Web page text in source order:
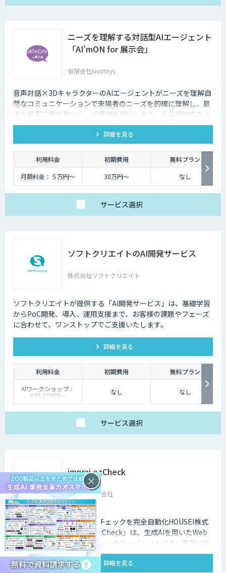
ニーズを理解する対話型AIエージェント
「AI’mON for 展示会」
有限会社kivotoys
音声対話×3DキャラクターのAIエージェントがニーズを理解自
然なコミュニケーションで来場者のニーズを的確に理解し、最
適な提案で質の高いリード獲得を目指します。多言語対応のス
タッフとして、人件費削減も実現。対話記録の取得・分析で展
示会後の追客も確実な成果へ。詳細を見る
利用料金 初期費用
無料プラン
月額料金：５万円〜
30万円〜 なし
サービス選択
ソフトクリエイトのAI開発サービス
株式会社ソフトクリエイト
ソフトクリエイトが提供する「AI開発サービス」は、基礎学習
からPoC開発、導入、運用支援まで、お客様の課題やフェーズ
に合わせて、ワンストップでご支援いたします。
詳細を見る
利用料金 初期費用
無料プラン
AIワークショップ：
698,000円〜
PoC開発：4,800,000
なし なし
サービス選択
imprai ezCheck
HOUSEI株式会社
広告掲載基準、法令順守のチェックを完全自動化HOUSEI株式
会社が提供する「imprai ezCheck」は、生成AIを用いたWeb
求人広告の掲載内容自動チェックエージェントです。事前に設
定されたチェック条件に基づき、対象求人サイトを自動で巡回
し、結果レポートを送信します。詳細を見る
×